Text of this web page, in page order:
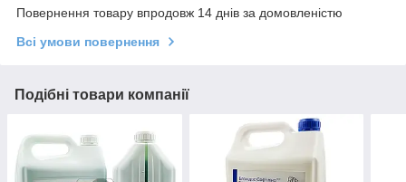
Повернення товару впродовж 14 днів за домовленістю
Всі умови повернення
Подібні товари компанії